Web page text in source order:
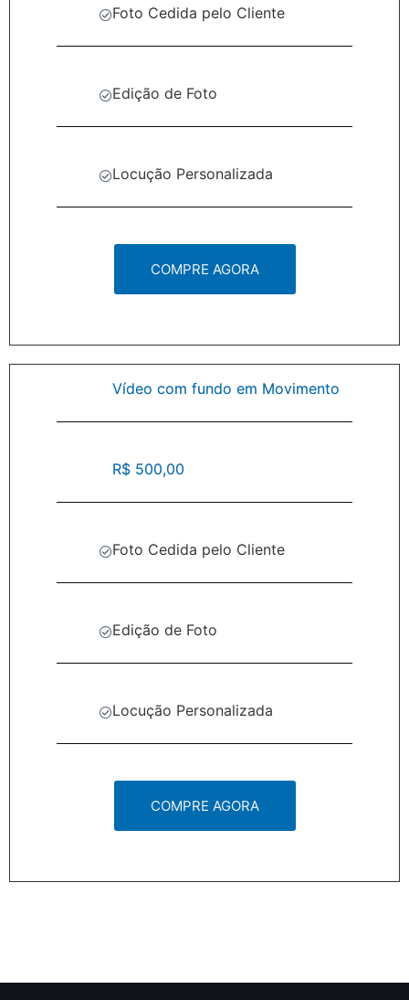
Foto Cedida pelo Cliente
Edição de Foto
Locução Personalizada
COMPRE AGORA
Vídeo com fundo em Movimento
R$ 500,00
Foto Cedida pelo Cliente
Edição de Foto
Locução Personalizada
COMPRE AGORA